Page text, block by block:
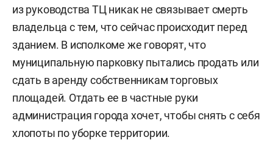
из руководства ТЦ никак не связывает смерть
владельца с тем, что сейчас происходит перед
зданием. В исполкоме же говорят, что
муниципальную парковку пытались продать или
сдать в аренду собственникам торговых
площадей. Отдать ее в частные руки
администрация города хочет, чтобы снять с себя
хлопоты по уборке территории.